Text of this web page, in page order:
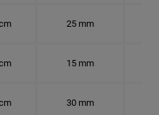
25 mm
15 mm
30 mm